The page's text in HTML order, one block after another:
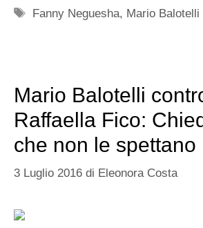
Tag
Fanny Neguesha, Mario Balotelli
Mario Balotelli
Raffaella Fico:
che non le spettano
3 Luglio 2016 di Eleonora Costa